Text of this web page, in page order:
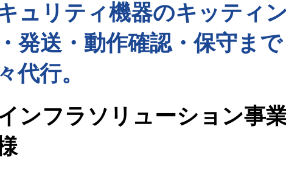
ュリティ機器のキッティ
発送・動作確認・保守まで
代行。
ンフラソリューション事